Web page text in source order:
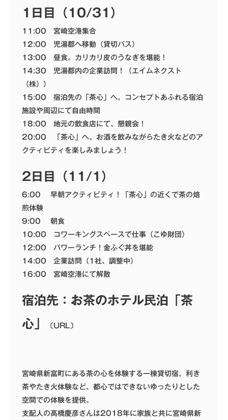
1日目（10/31）
11:00 宮崎空港集合
12:00 児湯郡へ移動（貸切バス）
13:00 昼食。カリカリ皮のうなぎを堪能！
14:30 児湯郡内の企業訪問！（エイムネクスト
（株））
15:00 宿泊先の「茶心」へ。コンセプトあふれる宿泊
施設や周辺にて自由時間
18:00 地元の飲食店にて、懇親会！
20:00 「茶心」へ。お酒を飲みながらたき火などのア
クティビティを楽しみましょう！
2日目（11/1）
6:00 早朝アクティビティ！「茶心」の近くで茶の焙
煎体験
9:00 朝食
10:00 コワーキングスペースで仕事（こゆ財団）
12:00 パワーランチ！金ふぐ丼を堪能
14:00 企業訪問（1社、調整中）
16:00 宮崎空港にて解散
宿泊先：お茶のホテル民泊「茶
心」
〔URL〕
宮崎県新富町にある茶の心を体験する一棟貸切宿。利き
茶やたき火体験など、都心ではできないゆったりとした
空間での体験を提供。
支配人の高橋慶彦さんは2018年に家族と共に宮崎県新